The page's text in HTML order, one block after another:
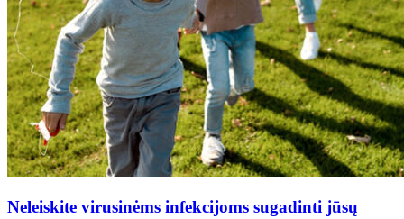
Neleiskite virusinėms infekcijoms sugadinti jūsų